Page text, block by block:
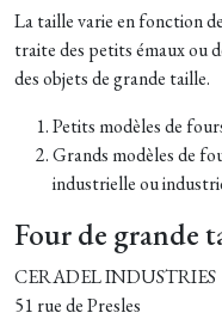
La taille varie en fonction
traite des petits émaux ou
des objets de grande taille.
Petits modèles de
Grands modèles de
industrielle ou
Four de grande
CERADEL INDUSTRIES
51 rue de Presles